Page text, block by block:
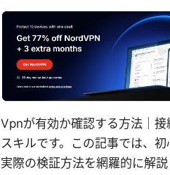
Vpnが有効か確認する方法｜
スキルです。この記事では、
実際の検証方法を網羅的に解